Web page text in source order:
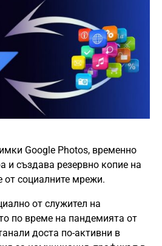
Google Photos, временно
и създава резервно копие на
от социалните мрежи.
от служител на
по време на пандемията от
доста по-активни в